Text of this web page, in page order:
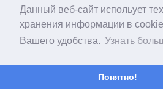
Данный веб-сайт испольует
хранения информации в
Вашего удобства. Узнать
Понятно!